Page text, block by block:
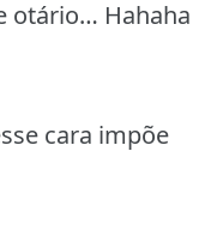
otário… Hahaha
cara impõe